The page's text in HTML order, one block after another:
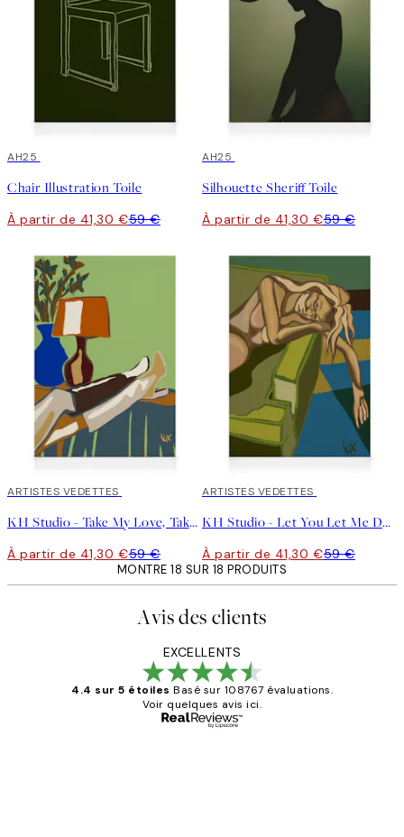
30%*
AH25
Chair Illustration Toile
À partir de 41,30 €59 €
30%*
AH25
Silhouette Sheriff Toile
À partir de 41,30 €59 €
30%*
ARTISTES VEDETTES
KH Studio - Take My Love, Take It Down Toile
À partir de 41,30 €59 €
30%*
ARTISTES VEDETTES
KH Studio - Let You Let Me Down Toile
À partir de 41,30 €59 €
MONTRE 18 SUR 18 PRODUITS
Avis des clients
EXCELLENTS
4.4 sur 5 étoiles Basé sur 108767 évaluations.
Voir quelques avis ici.